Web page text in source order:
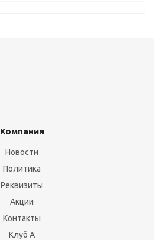
Компания
Новости
Политика
Реквизиты
Акции
Контакты
Клуб А